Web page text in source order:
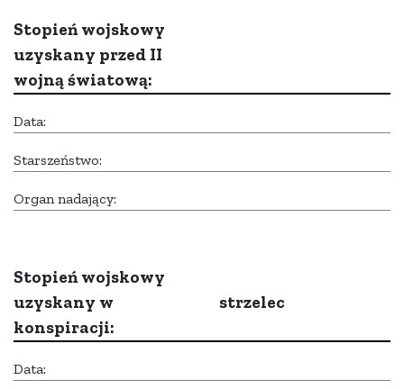
Stopień wojskowy
uzyskany przed II
wojną światową:
Data:
Starszeństwo:
Organ nadający:
Stopień wojskowy
uzyskany w
konspiracji:
strzelec
Data: